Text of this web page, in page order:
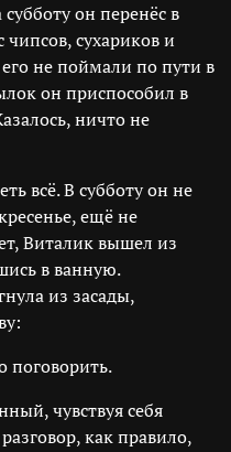
он перенёс в
сухариков и
не поймали по пути в
он приспособил в
ничто не
всё. В субботу он не
ещё не
Виталик вышел из
в ванную.
из засады,
поговорить.
чувствуя себя
как правило,